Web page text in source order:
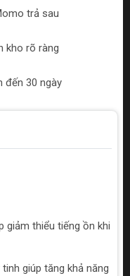
trả sau
kho rõ ràng
đến 30 ngày
giảm thiểu tiếng ồn khi
giúp tăng khả năng